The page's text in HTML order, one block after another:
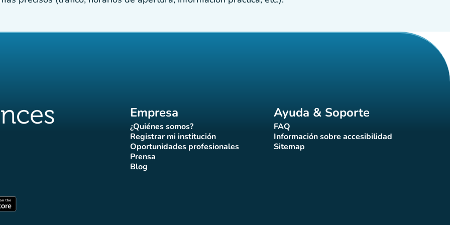
pestaña)
Empresa
¿Quiénes somos?
(nueva pestaña)
Registrar mi institución
(nueva pestaña)
Oportunidades profesionales
(nueva pestaña)
Prensa(nueva pestaña)
Blog(nueva pestaña)
Ayuda & Soporte
FAQ(nueva pestaña)
Información sobre accesibilidad
(nueva pestaña)
Sitemap(nueva pestaña)